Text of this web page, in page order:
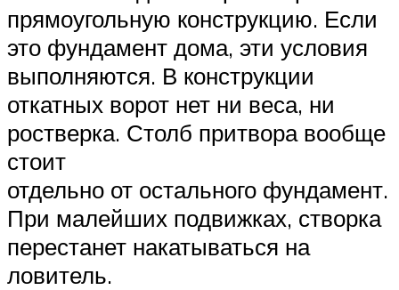
прямоугольную конструкцию. Если
это фундамент дома, эти условия
выполняются. В конструкции
откатных ворот нет ни веса, ни
ростверка. Столб притвора вообще
стоит
отдельно от остального фундамент.
При малейших подвижках, створка
перестанет накатываться на
ловитель.